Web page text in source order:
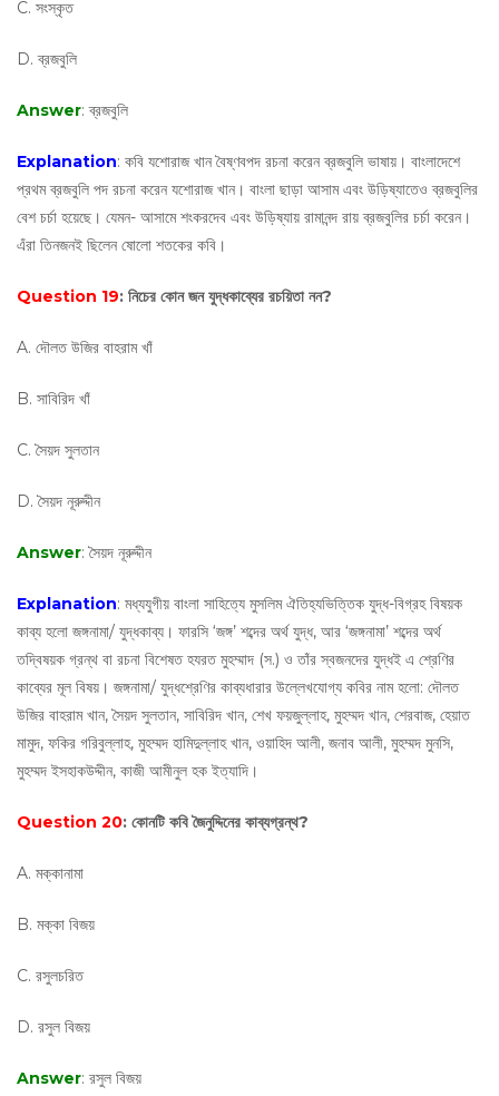
C. সংস্কৃত
D. ব্রজবুলি
Answer: ব্রজবুলি
Explanation: কবি যশোরাজ খান বৈষ্ণবপদ রচনা করেন ব্রজবুলি ভাষায়। বাংলাদেশে
প্রথম ব্রজবুলি পদ রচনা করেন যশোরাজ খান। বাংলা ছাড়া আসাম এবং উড়িষ্যাতেও ব্রজবুলির
বেশ চর্চা হয়েছে। যেমন- আসামে শংকরদেব এবং উড়িষ্যায় রামানন্দ রায় ব্রজবুলির চর্চা করেন।
এঁরা তিনজনই ছিলেন ষোলো শতকের কবি।
Question 19: নিচের কোন জন যুদ্ধকাব্যের রচয়িতা নন?
A. দৌলত উজির বাহরাম খাঁ
B. সাবিরিদ খাঁ
C. সৈয়দ সুলতান
D. সৈয়দ নূরুদ্দীন
Answer: সৈয়দ নূরুদ্দীন
Explanation: মধ্যযুগীয় বাংলা সাহিত্যে মুসলিম ঐতিহ্যভিত্তিক যুদ্ধ-বিগ্রহ বিষয়ক
কাব্য হলো জঙ্গনামা/ যুদ্ধকাব্য। ফারসি ‘জঙ্গ’ শব্দের অর্থ যুদ্ধ, আর ‘জঙ্গনামা’ শব্দের অর্থ
তদ্বিষয়ক গ্রন্থ বা রচনা বিশেষত হযরত মুহম্মাদ (স.) ও তাঁর স্বজনদের যুদ্ধই এ শ্রেণির
কাব্যের মূল বিষয়। জঙ্গনামা/ যুদ্ধশ্রেণির কাব্যধারার উল্লেখযোগ্য কবির নাম হলো: দৌলত
উজির বাহরাম খান, সৈয়দ সুলতান, সাবিরিদ খান, শেখ ফয়জুল্লাহ, মুহম্মদ খান, শেরবাজ, হেয়াত
মামুদ, ফকির গরিবুল্লাহ, মুহম্মদ হামিদুল্লাহ খান, ওয়াহিদ আলী, জনাব আলী, মুহম্মদ মুনসি,
মুহম্মদ ইসহাকউদ্দীন, কাজী আমীনুল হক ইত্যাদি।
Question 20: কোনটি কবি জৈনুদ্দিনের কাব্যগ্রন্থ?
A. মক্কানামা
B. মক্কা বিজয়
C. রসুলচরিত
D. রসুল বিজয়
Answer: রসুল বিজয়